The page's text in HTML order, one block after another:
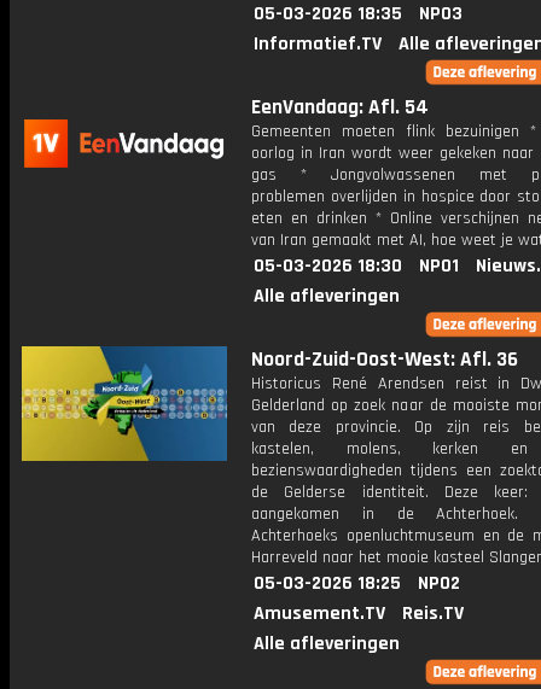
05-03-2026 18:35
NPO3
Informatief.TV
Alle
EenVandaag: Afl. 54
Gemeenten moeten flink bezuinigen
oorlog in Iran wordt weer gekeken naar
gas * Jongvolwassenen met
problemen overlijden in hospice door
eten en drinken * Online verschijnen
van Iran gemaakt met AI, hoe weet je
05-03-2026 18:30 NPO1
Alle afleveringen
Noord-Zuid-Oost-West: Afl. 36
Historicus René Arendsen reist in
Gelderland op zoek naar de mooiste
van deze provincie. Op zijn reis
kastelen, molens, kerken en
bezienswaardigheden tijdens een
de Gelderse identiteit. Deze
aangekomen in de
Achterhoeks openluchtmuseum en de
Harreveld naar het mooie kasteel
05-03-2026 18:25
NPO2
Amusement.TV
Reis.TV
Alle afleveringen